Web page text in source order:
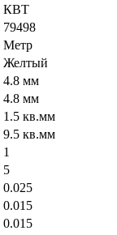
КВТ
79498
Метр
Желтый
4.8 мм
4.8 мм
1.5 кв.мм
9.5 кв.мм
1
5
0.025
0.015
0.015